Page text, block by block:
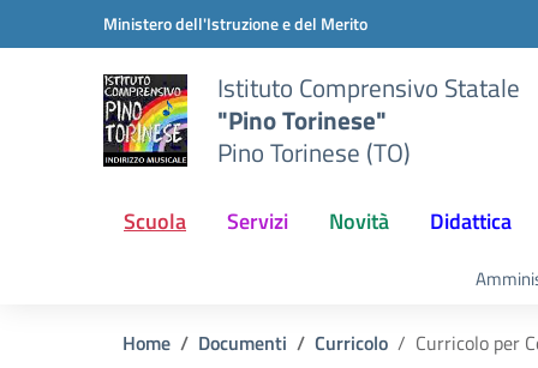
Vai ai contenuti
Vai al menu di navigazioneMinistero dell'Istruzione e del Merito
Istituto Comprensivo Statale
"Pino Torinese"
Pino Torinese (TO)
Scuola Servizi Novità Didattica
Home Documenti Curricolo Curricolo per